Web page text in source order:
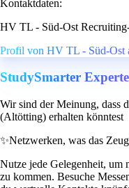
Kontaktdaten:
HV TL - Süd-Ost
Profil von HV TL - Süd-Ost
StudySmarter
Wir sind der Meinung, dass
(Altötting) erhalten könntest
✨Netzwerken, was das
Nutze jede Gelegenheit, um
zu kommen. Besuche